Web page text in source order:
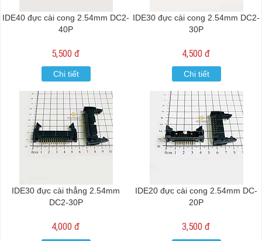
IDE40 đực cài cong 2.54mm DC2-
40P
5,500 đ
Chi tiết
IDE30 đực cài cong 2.54mm DC2-
30P
4,500 đ
Chi tiết
IDE30 đực cài thẳng 2.54mm
DC2-30P
4,000 đ
IDE20 đực cài cong 2.54mm DC-
20P
3,500 đ